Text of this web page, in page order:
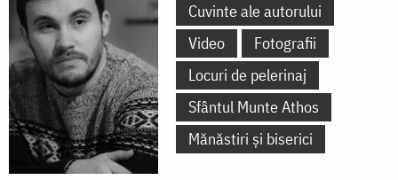
Cuvinte ale autorului
Video
Fotografii
Locuri de pelerinaj
Sfântul Munte Athos
Mănăstiri și biserici